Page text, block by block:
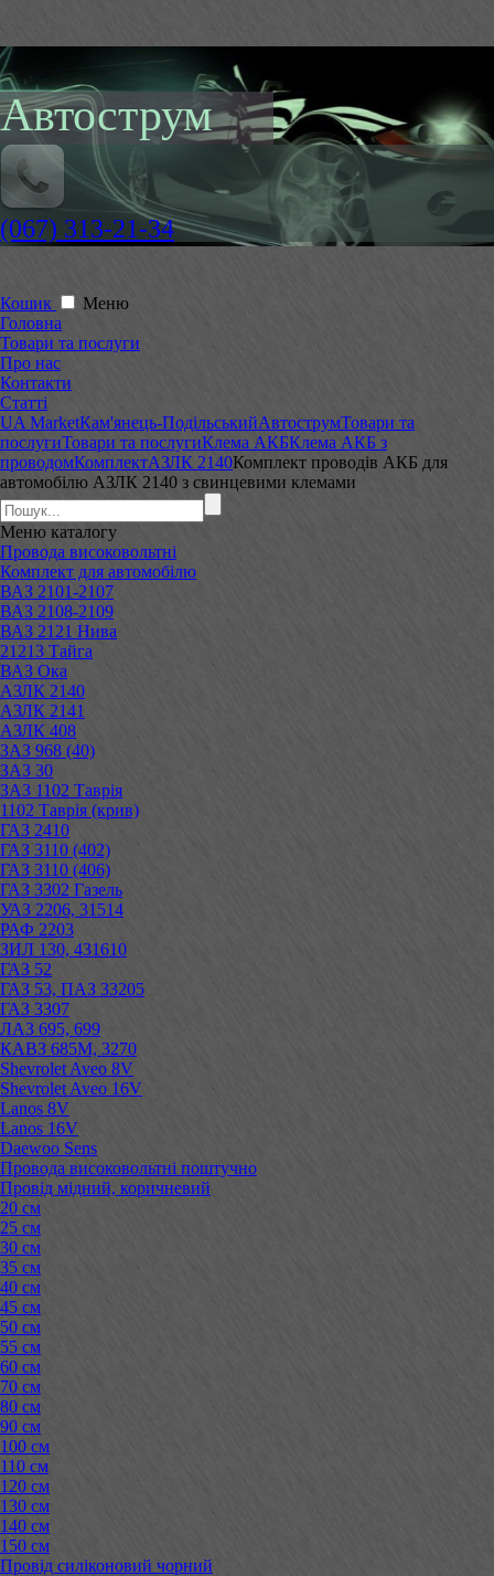
Автострум
(067) 313-21-34
Кошик
Меню
Головна
Товари та послуги
Про нас
Контакти
Статті
UA MarketКам'янець-ПодільськийАвтострумТовари та
послугиТовари та послугиКлема АКБКлема АКБ з
проводомКомплектАЗЛК 2140Комплект проводів АКБ для
автомобілю АЗЛК 2140 з свинцевими клемами
Меню каталогу
Провода високовольтні
Комплект для автомобілю
ВАЗ 2101-2107
ВАЗ 2108-2109
ВАЗ 2121 Нива
21213 Тайга
ВАЗ Ока
АЗЛК 2140
АЗЛК 2141
АЗЛК 408
ЗАЗ 968 (40)
ЗАЗ 30
ЗАЗ 1102 Таврія
1102 Таврія (крив)
ГАЗ 2410
ГАЗ 3110 (402)
ГАЗ 3110 (406)
ГАЗ 3302 Газель
УАЗ 2206, 31514
РАФ 2203
ЗИЛ 130, 431610
ГАЗ 52
ГАЗ 53, ПАЗ 33205
ГАЗ 3307
ЛАЗ 695, 699
КАВЗ 685М, 3270
Shevrolet Aveo 8V
Shevrolet Aveo 16V
Lanos 8V
Lanos 16V
Daewoo Sens
Провода високовольтні поштучно
Провід мідний, коричневий
20 см
25 см
30 см
35 см
40 см
45 см
50 см
55 см
60 см
70 см
80 см
90 см
100 см
110 см
120 см
130 см
140 см
150 см
Провід силіконовий чорний